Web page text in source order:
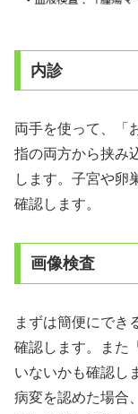
内診
両手を使って、「
指の両方から挟み
します。子宮や卵
確認します。
画像検査
まずは簡便にでき
確認します。また
いないかも確認し
病変を認めた場合